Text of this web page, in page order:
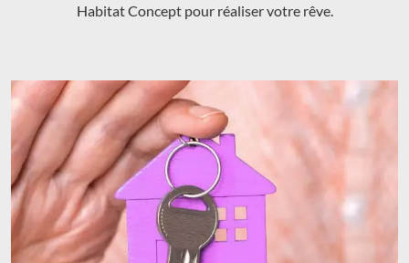
Habitat Concept pour réaliser votre rêve.